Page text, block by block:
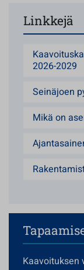
Linkkejä
2026-2029
Seinäjoen
Mikä on
Kaavoituksen